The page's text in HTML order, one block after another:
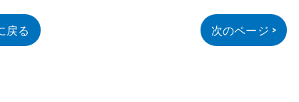
戻る 次のページ >